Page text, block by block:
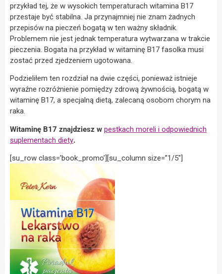
przykład tej, że w wysokich temperaturach witamina B17
przestaje być stabilna. Ja przynajmniej nie znam żadnych
przepisów na pieczeń bogatą w ten ważny składnik.
Problemem nie jest jednak temperatura wytwarzana w trakcie
pieczenia. Bogata na przykład w witaminę B17 fasolka musi
zostać przed zjedzeniem ugotowana.
Podzieliłem ten rozdział na dwie części, ponieważ istnieje
wyraźne rozróżnienie pomiędzy zdrową żywnością, bogatą w
witaminę B17, a specjalną dietą, zalecaną osobom chorym na
raka.
Witaminę B17 znajdziesz w pestkach moreli i odpowiednich
suplementach diety.
[su_row class=’book_promo’][su_column size=”1/5″]